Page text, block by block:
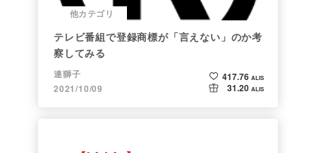
他カテゴリ
テレビ番組で登録商標が「言えない」のか考
察してみる
連獅子
2021/10/09
417.76 ALIS
31.20 ALIS